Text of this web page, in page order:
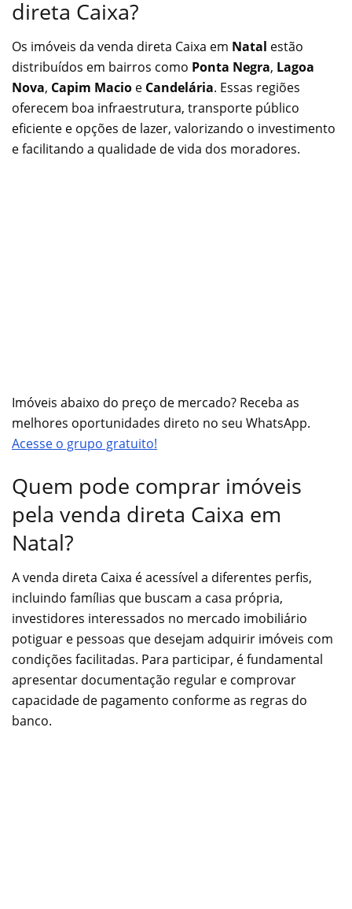
direta Caixa?
Os imóveis da venda direta Caixa em Natal estão
distribuídos em bairros como Ponta Negra, Lagoa
Nova, Capim Macio e Candelária. Essas regiões
oferecem boa infraestrutura, transporte público
eficiente e opções de lazer, valorizando o investimento
e facilitando a qualidade de vida dos moradores.
Imóveis abaixo do preço de mercado? Receba as
melhores oportunidades direto no seu WhatsApp.
Acesse o grupo gratuito!
Quem pode comprar imóveis
pela venda direta Caixa em
Natal?
A venda direta Caixa é acessível a diferentes perfis,
incluindo famílias que buscam a casa própria,
investidores interessados no mercado imobiliário
potiguar e pessoas que desejam adquirir imóveis com
condições facilitadas. Para participar, é fundamental
apresentar documentação regular e comprovar
capacidade de pagamento conforme as regras do
banco.